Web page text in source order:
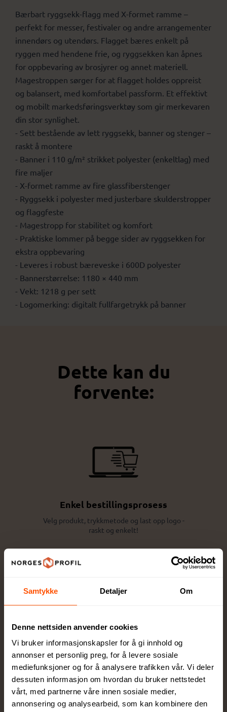
Samtykke Detaljer Om
Denne nettsiden anvender cookies
Vi bruker informasjonskapsler for å gi innhold og
annonser et personlig preg, for å levere sosiale
mediefunksjoner og for å analysere trafikken vår. Vi deler
dessuten informasjon om hvordan du bruker nettstedet
vårt, med partnerne våre innen sosiale medier,
annonsering og analysearbeid, som kan kombinere den
Bærbart ryggsekk-flagg med X-formet ramme –
perfekt for messer, festivaler og andre arrangementer
innendørs og utendørs. Flagget bæres enkelt på
ryggen med hendene frie, og ryggsekken kan åpnes
for oppbevaring av brosjyrer og annet materiell.
Magestroppen sørger for at flagget holdes oppreist
og balansert, med komfortabel passform. Et effektivt
og mobilt markedsføringsverktøy som gir merkevaren
din stor synlighet.
- Sett bestående av lett ryggsekk, banner og stenger –
raskt å montere
- Banner i 110 g/m² strikket polyester (enkeltlag) med
fire maljer
- X-formet ramme av fire glassfiberstenger
- Ryggsekk i polyester med justerbare skulderstropper
og flaggfeste
- Magestropp for stabilitet og komfort
- Praktiske lommer på begge sider av ryggsekken for
ekstra oppbevaring
- Leveres i robust bæreveske i 600D polyester
- Bannerstørrelse: 1180 × 440 mm
- Vekt: 1218 g per sett
- Logomerking: digitalt fullfargetrykk på banner
Dette kan du
forvente:
Enkel bestillingsprosess
Velg produkt, trykkmetode og last opp logo -
raskt og enkelt!
Få eksperthjelp av våre profesjonelle
rådgivere for perfekt tilpasning